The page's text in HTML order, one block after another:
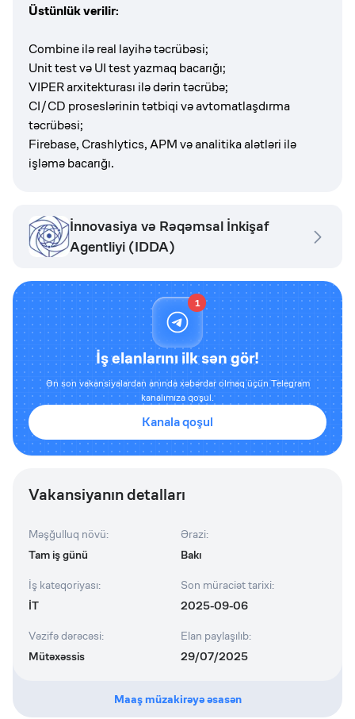
Üstünlük verilir:
Combine ilə real layihə təcrübəsi;
Unit test və UI test yazmaq bacarığı;
VIPER arxitekturası ilə dərin təcrübə;
CI/CD proseslərinin tətbiqi və avtomatlaşdırma
təcrübəsi;
Firebase, Crashlytics, APM və analitika alətləri ilə
işləmə bacarığı.
İnnovasiya və Rəqəmsal İnkişaf
Agentliyi (IDDA)
1
İş elanlarını ilk sən gör!
Ən son vakansiyalardan anında xəbərdar olmaq üçün Telegram
kanalımıza qoşul.
Kanala qoşul
Vakansiyanın detalları
Məşğulluq növü:
Tam iş günü
Ərazi:
Bakı
İş kateqoriyası:
İT
Son müraciət tarixi:
2025-09-06
Vəzifə dərəcəsi:
Mütəxəssis
Elan paylaşılıb:
29/07/2025
Maaş müzakirəyə əsasən